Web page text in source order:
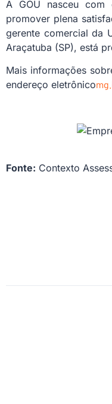
A GOU nasceu
promover plena
gerente comercial da
Araçatuba (SP), está
Mais informações
endereço eletrônico
Fonte: Contexto